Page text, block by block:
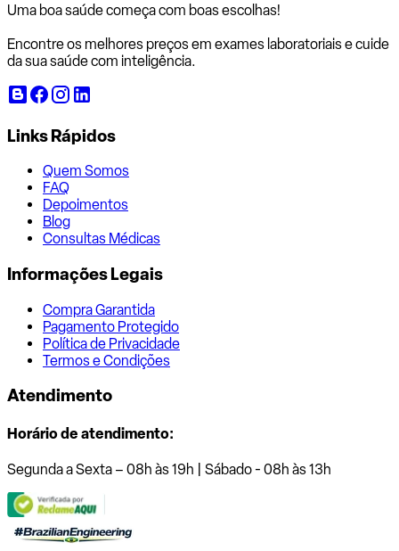
Uma boa saúde começa com boas escolhas!
Encontre os melhores preços em exames laboratoriais e cuide
da sua saúde com inteligência.
Links Rápidos
Quem Somos
FAQ
Depoimentos
Blog
Consultas Médicas
Informações Legais
Compra Garantida
Pagamento Protegido
Política de Privacidade
Termos e Condições
Atendimento
Horário de atendimento:
Segunda a Sexta – 08h às 19h | Sábado - 08h às 13h